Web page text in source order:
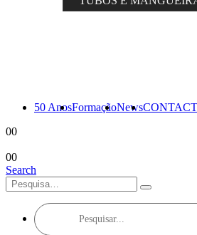
50 AnosFormaçãoNews
00
00
Search
Products
search